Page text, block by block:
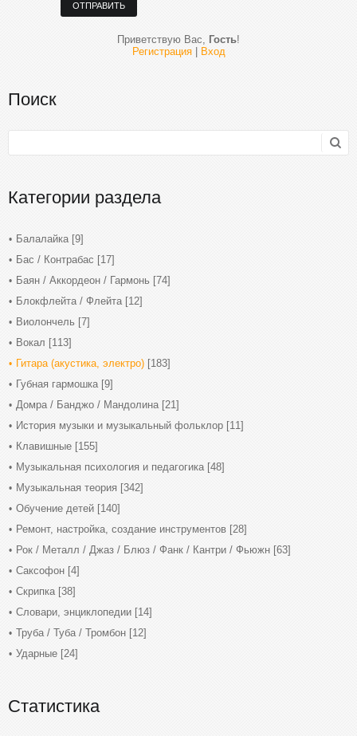
ОТПРАВИТЬ
Приветствую Вас, Гость!
Регистрация| Вход
Поиск
Категории раздела
Балалайка [9]
Бас / Контрабас [17]
Баян / Аккордеон / Гармонь [74]
Блокфлейта / Флейта [12]
Виолончель [7]
Вокал [113]
Гитара (акустика, электро) [183]
Губная гармошка [9]
Домра / Банджо / Мандолина [21]
История музыки и музыкальный фольклор [11]
Клавишные [155]
Музыкальная психология и педагогика [48]
Музыкальная теория [342]
Обучение детей [140]
Ремонт, настройка, создание инструментов [28]
Рок / Металл / Джаз / Блюз / Фанк / Кантри / Фьюжн [63]
Саксофон [4]
Скрипка [38]
Словари, энциклопедии [14]
Труба / Туба / Тромбон [12]
Ударные [24]
Статистика